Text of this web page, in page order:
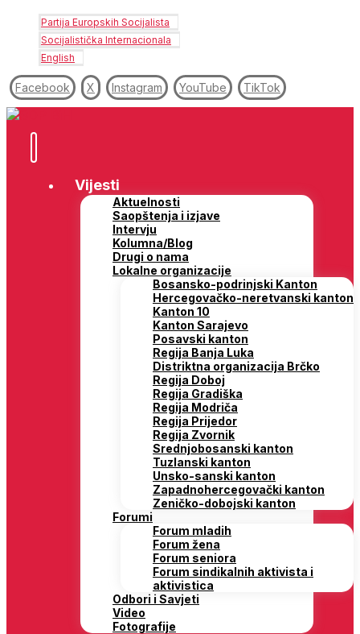
Partija Europskih Socijalista
Socijalistička Internacionala
English
Facebook X Instagram YouTube TikTok
Vijesti
Aktuelnosti
Saopštenja i izjave
Intervju
Kolumna/Blog
Drugi o nama
Lokalne organizacije
Bosansko-podrinjski Kanton
Hercegovačko-neretvanski kanton
Kanton 10
Kanton Sarajevo
Posavski kanton
Regija Banja Luka
Distriktna organizacija Brčko
Regija Doboj
Regija Gradiška
Regija Modriča
Regija Prijedor
Regija Zvornik
Srednjobosanski kanton
Tuzlanski kanton
Unsko-sanski kanton
Zapadnohercegovački kanton
Zeničko-dobojski kanton
Forumi
Forum mladih
Forum žena
Forum seniora
Forum sindikalnih aktivista i
aktivistica
Odbori i Savjeti
Video
Fotografije